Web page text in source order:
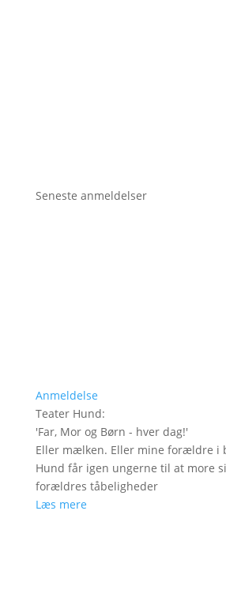
Seneste anmeldelser
Anmeldelse
Teater Hund:
'Far, Mor og Børn - hver dag!'
Eller mælken. Eller mine forældre i
Hund får igen ungerne til at more
forældres tåbeligheder
Læs mere